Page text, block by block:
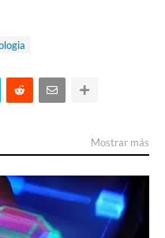
Mostrar más